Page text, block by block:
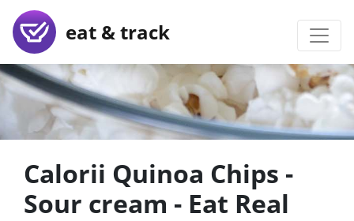
eat & track
Calorii Quinoa Chips -
Sour cream - Eat Real